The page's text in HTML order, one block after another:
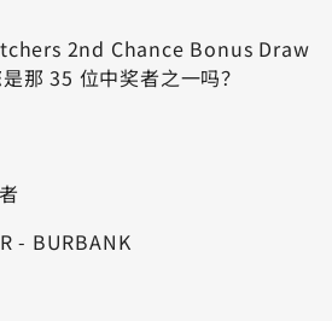
2nd Chance Bonus Draw
那 35 位中奖者之一吗？
- BURBANK